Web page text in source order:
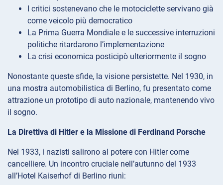
I critici sostenevano che le motociclette servivano già
come veicolo più democratico
La Prima Guerra Mondiale e le successive interruzioni
politiche ritardarono l’implementazione
La crisi economica posticipò ulteriormente il sogno
Nonostante queste sfide, la visione persistette. Nel 1930, in
una mostra automobilistica di Berlino, fu presentato come
attrazione un prototipo di auto nazionale, mantenendo vivo
il sogno.
La Direttiva di Hitler e la Missione di Ferdinand Porsche
Nel 1933, i nazisti salirono al potere con Hitler come
cancelliere. Un incontro cruciale nell’autunno del 1933
all’Hotel Kaiserhof di Berlino riunì: